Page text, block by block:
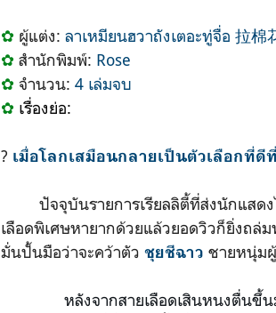
✿ ผู้แต่ง: ลาเหมียนฮวาถังเตอะทู่จื่อ 拉棉
✿ สำนักพิมพ์: Rose
✿ จำนวน: 4 เล่มจบ
✿ เรื่องย่อ:
? เมื่อโลกเสมือนกลายเป็นตัวเลือกที่
ปัจจุบันรายการเรียลลิตี้ที่ส่งนักแสดงไ
เลือดพิเศษหายากด้วยแล้วยอดวิวก็ยิ่งถล่
มั่นปั้นมือว่าจะคว้าตัว ชุยชีฉาว ชายหนุ่ม
หลังจากสายเลือดเสินหนงตื่นขึ้